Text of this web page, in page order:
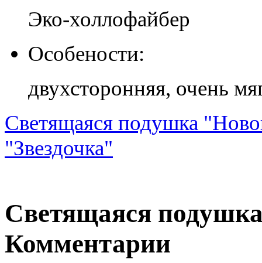
Эко-холлофайбер
Особености:
двухсторонняя, очень
Cветящаяся подушка
"Звездочка"
Cветящаяся
Комментарии